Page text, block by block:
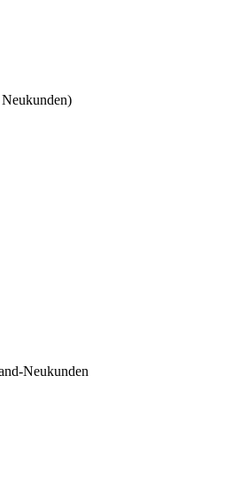
Neukunden